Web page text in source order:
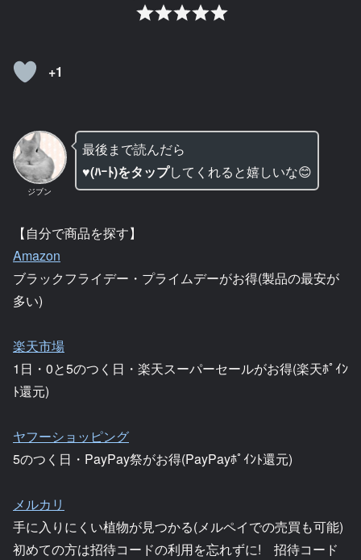
+1
ジブン
最後まで読んだら
♥(ﾊｰﾄ)をタップしてくれると嬉しいな😊
【自分で商品を探す】
Amazon
ブラックフライデー・プライムデーがお得(製品の最安が
多い)
楽天市場
1日・0と5のつく日・楽天スーパーセールがお得(楽天ﾎﾟｲﾝ
ﾄ還元)
ヤフーショッピング
5のつく日・PayPay祭がお得(PayPayﾎﾟｲﾝﾄ還元)
メルカリ
手に入りにくい植物が見つかる(メルペイでの売買も可能)
初めての方は招待コードの利用を忘れずに! 招待コード